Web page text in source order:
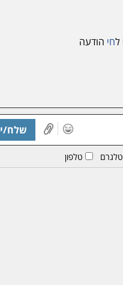
לחי הודעה
שלח/י
טלגרם טלפון